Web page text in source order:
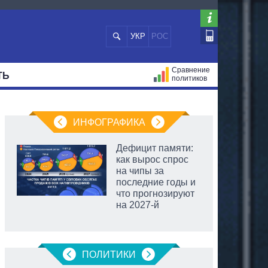
УКР РОС
Сравнение
политиков
ИНФОГРАФИКА
Дефицит памяти:
как вырос спрос
на чипы за
последние годы и
что прогнозируют
на 2027-й
ПОЛИТИКИ